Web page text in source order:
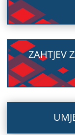
ZAHTJEV